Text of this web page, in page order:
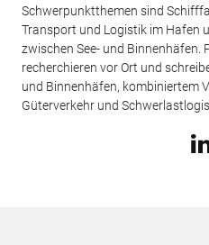
Schwerpunktthemen sind
Transport und Logistik im Hafen
zwischen See- und
recherchieren vor Ort und
und Binnenhäfen, kombiniertem
Güterverkehr und